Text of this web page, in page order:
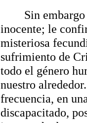
Sin embargo
inocente; le
misteriosa
sufrimiento de
todo el género
nuestro
frecuencia, en
discapacitado,